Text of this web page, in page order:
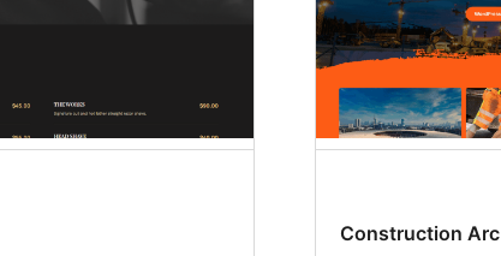
Construction Arc